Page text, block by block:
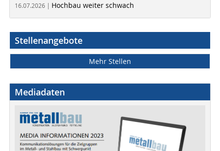
16.07.2026 | Hochbau weiter schwach
Stellenangebote
Mehr Stellen
Mediadaten